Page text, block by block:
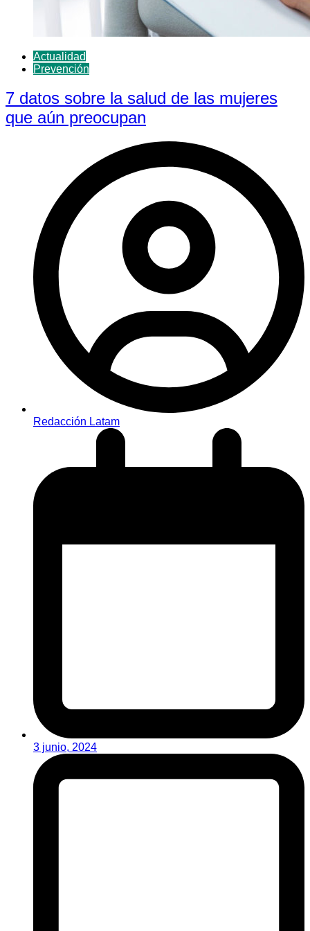
Actualidad
Prevención
7 datos sobre la salud de las mujeres
que aún preocupan
Redacción Latam
3 junio, 2024